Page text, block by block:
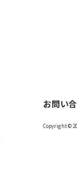
お問い
Copyright ©